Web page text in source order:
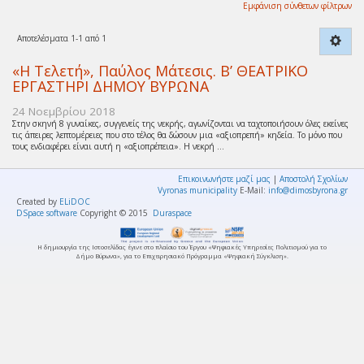
Εμφάνιση σύνθετων φίλτρων
Αποτελέσματα 1-1 από 1
«Η Τελετή», Παύλος Μάτεσις. Β’ ΘΕΑΤΡΙΚΟ
ΕΡΓΑΣΤΗΡΙ ΔΗΜΟΥ ΒΥΡΩΝΑ
24 Νοεμβρίου 2018
Στην σκηνή 8 γυναίκες, συγγενείς της νεκρής, αγωνίζονται να ταχτοποιήσουν όλες εκείνες
τις άπειρες λεπτομέρειες που στο τέλος θα δώσουν μια «αξιοπρεπή» κηδεία. Το μόνο που
τους ενδιαφέρει είναι αυτή η «αξιοπρέπεια». Η νεκρή ...
Επικοινωνήστε μαζί μας | Αποστολή Σχολίων
Vyronas municipality E-Mail: info@dimosbyrona.gr
Created by ELiDOC
DSpace software Copyright © 2015 Duraspace
Η δημιουργία της Ιστοσελίδας έγινε στο πλαίσιο του Έργου «Ψηφιακές Υπηρεσίες Πολιτισμού για το
Δήμο Βύρωνα», για το Επιχειρησιακό Πρόγραμμα «Ψηφιακή Σύγκλιση».